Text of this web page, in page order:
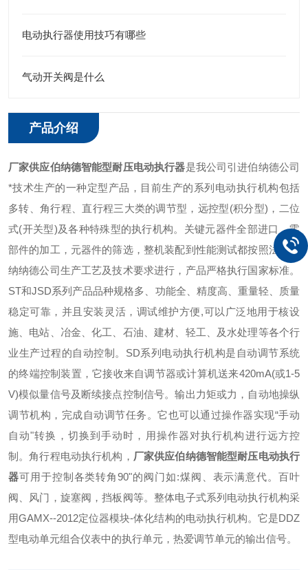
电动执行器使用技巧有哪些
气动开关阀是什么
产品介绍
厂家供应伯纳德智能型耐压电动执行器是我公司引进伯纳德公司
*技术生产的一种定型产品，目前生产的系列电动执行机构包括
多转、角行程、直行程三大类的调节型，远控型(积分型)，二位
式(开关型)及各种特殊型的执行机构。关键元器件全部进口，零
部件的加工，元器件的筛选，整机装配到性能测试都按照法国伯
纳纳德公司生产工艺及技术要求进行，产品严格执行国家标准。
ST和JSD系列产品品种规格多、功能全、精度高、重量轻、质量
稳定可靠，并且安装灵活，调试维护方便,可以广泛地用于核设
施、电站、冶金、化工、石油、建材、轻工、及水处理等各个行
业生产过程的自动控制。SD系列电动执行机构是自动调节系统
的终端控制装置，它接收来自调节器或计算机送来420mA(或1-5
V)模似量信号及断续接点控制信号。输出力矩或力，自动地操纵
调节机构，完成自动调节任务。它也可以通过操作器实现“手动
自动"转换，切换到手动时，用操作器对执行机构进行远方控
制。角行程电动执行机构， 厂家供应伯纳德智能型耐压电动执行
器可用于控制各类转角90"的阀门如:煤阀、表示满意代。百叶
阀、风门，旋塞阀，挡板阀等。整体电子式系列电动执行机构采
用GAMX--2012定位器模块-体化结构的电动执行机构。它是DDZ
型电动单元组合仪表中的执行单元，热爱调节单元的输出信号。